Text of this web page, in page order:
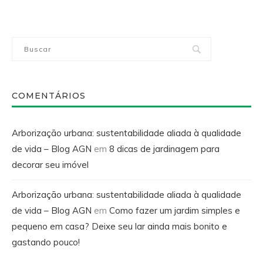
COMENTÁRIOS
Arborização urbana: sustentabilidade aliada à qualidade
de vida – Blog AGN em 8 dicas de jardinagem para
decorar seu imóvel
Arborização urbana: sustentabilidade aliada à qualidade
de vida – Blog AGN em Como fazer um jardim simples e
pequeno em casa? Deixe seu lar ainda mais bonito e
gastando pouco!